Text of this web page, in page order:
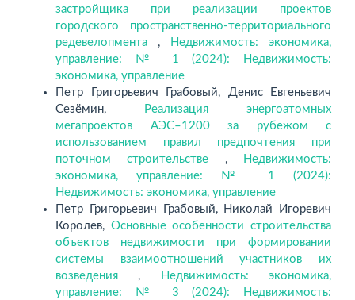
застройщика при реализации проектов
городского пространственно-территориального
редевелопмента ,
Недвижимость: экономика,
управление: № 1 (2024): Недвижимость:
экономика, управление
Петр Григорьевич Грабовый, Денис Евгеньевич
Сезёмин,
Реализация энергоатомных
мегапроектов АЭС–1200 за рубежом с
использованием правил предпочтения при
поточном строительстве ,
Недвижимость:
экономика, управление: № 1 (2024):
Недвижимость: экономика, управление
Петр Григорьевич Грабовый, Николай Игоревич
Королев, Основные особенности строительства
объектов недвижимости при формировании
системы взаимоотношений участников их
возведения ,
Недвижимость: экономика,
управление: № 3 (2024): Недвижимость: